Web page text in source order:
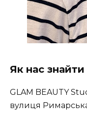
Як нас знайти
GLAM BEAUTY
вулиця